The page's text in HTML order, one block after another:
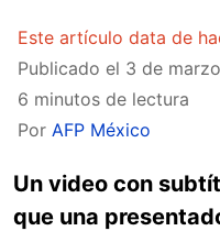
Este artículo data de
Publicado el 3 de
6 minutos de lectura
Por AFP México
Un video con
que una